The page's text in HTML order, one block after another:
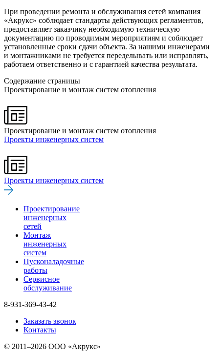
При проведении ремонта и обслуживания сетей компания
«Акрукс» соблюдает стандарты действующих регламентов,
предоставляет заказчику необходимую техническую
документацию по проводимым мероприятиям и соблюдает
установленные сроки сдачи объекта. За нашими инженерами
и монтажниками не требуется переделывать или исправлять,
работаем ответственно и с гарантией качества результата.
Содержание страницы
Проектирование и монтаж систем отопления
Проектирование и монтаж систем отопления
Проекты инженерных систем
Проекты инженерных систем
Проектирование
инженерных
сетей
Монтаж
инженерных
систем
Пусконаладочные
работы
Сервисное
обслуживание
8-931-369-43-42
Заказать звонок
Контакты
© 2011–2026 ООО «Акрукс»